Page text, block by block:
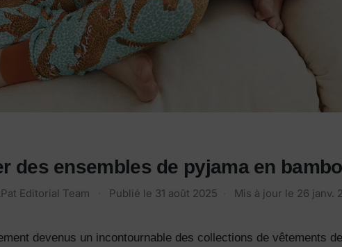
des ensembles de pyjama en
Editorial Team Publié le 31 août 2025 Mis à jour le 26 janv.
devenus un incontournable des collections de vêtements